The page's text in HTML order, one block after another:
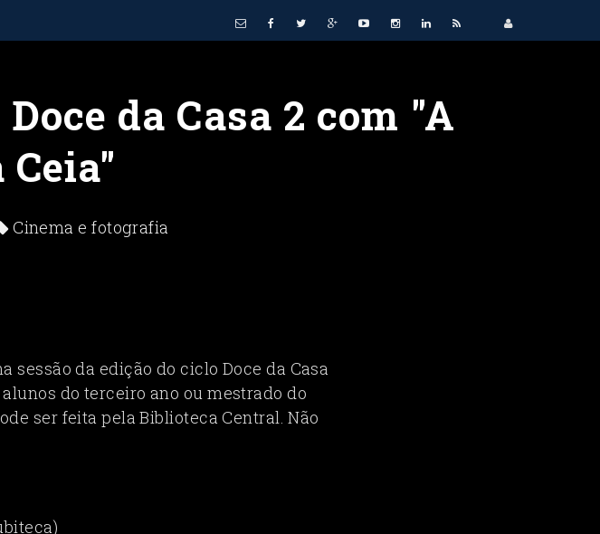
da Casa 2 com "A
Cinema e fotografia
sessão da edição do ciclo Doce da Casa
do terceiro ano ou mestrado do
ser feita pela Biblioteca Central. Não